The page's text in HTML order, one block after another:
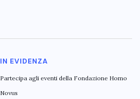
IN EVIDENZA
Partecipa agli eventi della Fondazione Homo
Novus